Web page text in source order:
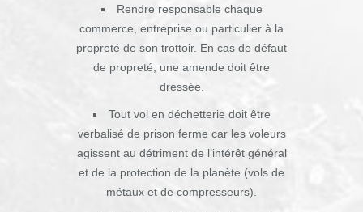
Rendre responsable chaque
commerce, entreprise ou particulier à la
propreté de son trottoir. En cas de défaut
de propreté, une amende doit être
dressée.
Tout vol en déchetterie doit être
verbalisé de prison ferme car les voleurs
agissent au détriment de l’intérêt général
et de la protection de la planète (vols de
métaux et de compresseurs).